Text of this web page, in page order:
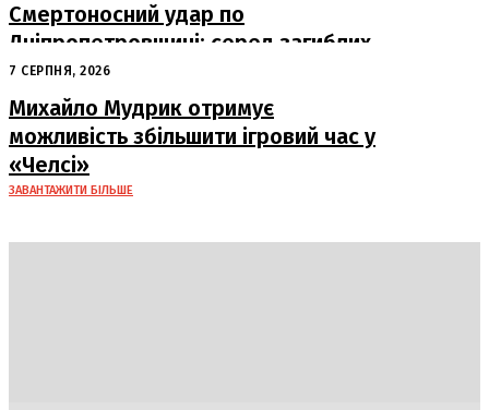
Смертоносний удар по
Дніпропетровщині: серед загиблих
– працівники «Укрпошти»
7 СЕРПНЯ, 2026
Михайло Мудрик отримує
можливість збільшити ігровий час у
«Челсі»
ЗАВАНТАЖИТИ БІЛЬШЕ